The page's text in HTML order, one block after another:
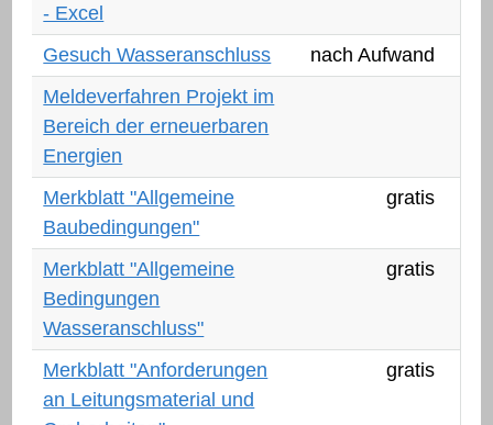
- Excel
Gesuch Wasseranschluss
nach Aufwand
Meldeverfahren Projekt im
Bereich der erneuerbaren
Energien
Merkblatt "Allgemeine
Baubedingungen"
gratis
Merkblatt "Allgemeine
Bedingungen
Wasseranschluss"
gratis
Merkblatt "Anforderungen
an Leitungsmaterial und
gratis